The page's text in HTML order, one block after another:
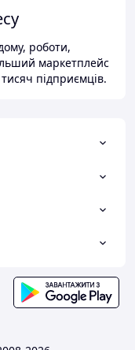
роботи,
маркетплейс
підприємців.